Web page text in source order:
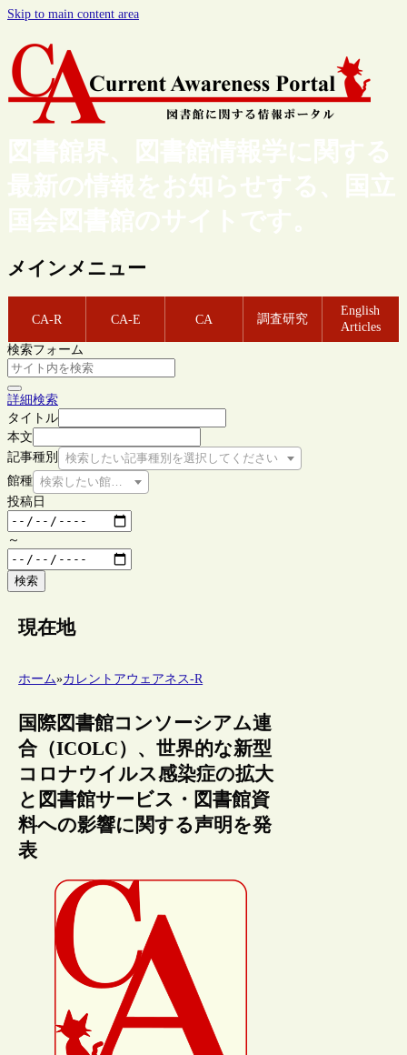
Skip to main content area
図書館界、図書館情報学に関する
最新の情報をお知らせする、国立
国会図書館のサイトです。
メインメニュー
CA-R CA-E CA 調査研究
English
Articles
検索フォーム
詳細検索
タイトル
本文
記事種別
検索したい記事種別を選択してください
館種 検索したい館種を選択してください
投稿日
～
検索
現在地
ホーム»カレントアウェアネス-R
国際図書館コンソーシアム連
合（ICOLC）、世界的な新型
コロナウイルス感染症の拡大
と図書館サービス・図書館資
料への影響に関する声明を発
表